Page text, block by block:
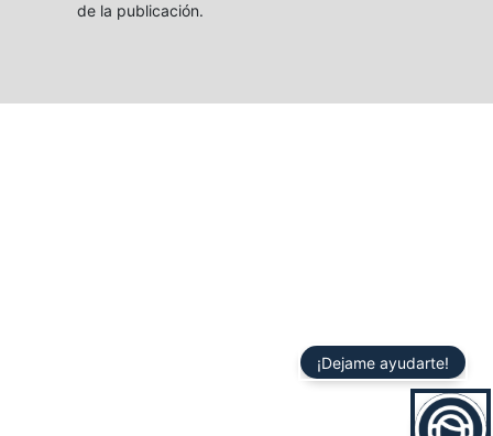
de la publicación.
¡Dejame ayudarte!